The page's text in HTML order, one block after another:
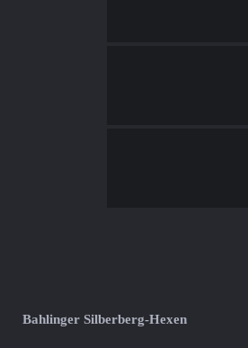
Bahlinger Silberberg-Hexen